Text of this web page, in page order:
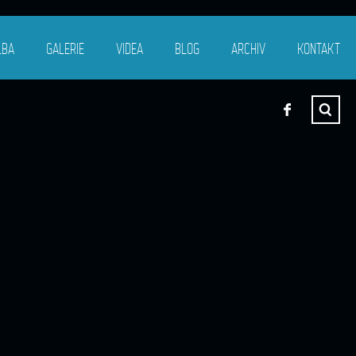
GALERIE VIDEA BLOG ARCHIV KONTAKT